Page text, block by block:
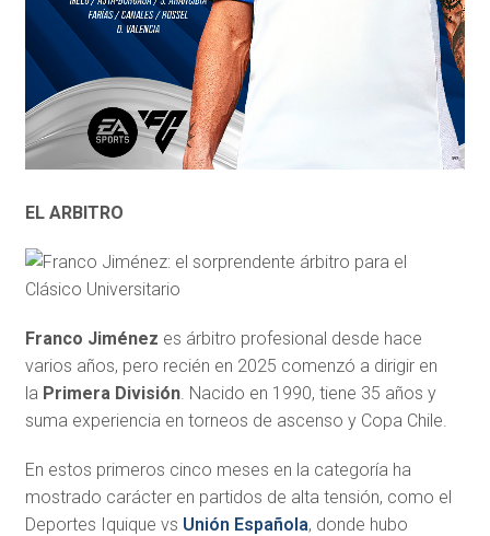
EL ARBITRO
Franco Jiménez es árbitro profesional desde hace
varios años, pero recién en 2025 comenzó a dirigir en
la Primera División. Nacido en 1990, tiene 35 años y
suma experiencia en torneos de ascenso y Copa Chile.
En estos primeros cinco meses en la categoría ha
mostrado carácter en partidos de alta tensión, como el
Deportes Iquique vs Unión Española, donde hubo